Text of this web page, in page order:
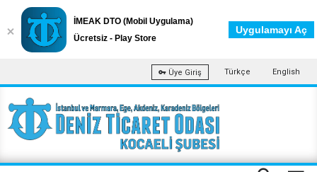
Üye Giriş Türkçe English
İMEAK DTO (Mobil Uygulama)
Ücretsiz - Play Store
Uygulamayı Aç